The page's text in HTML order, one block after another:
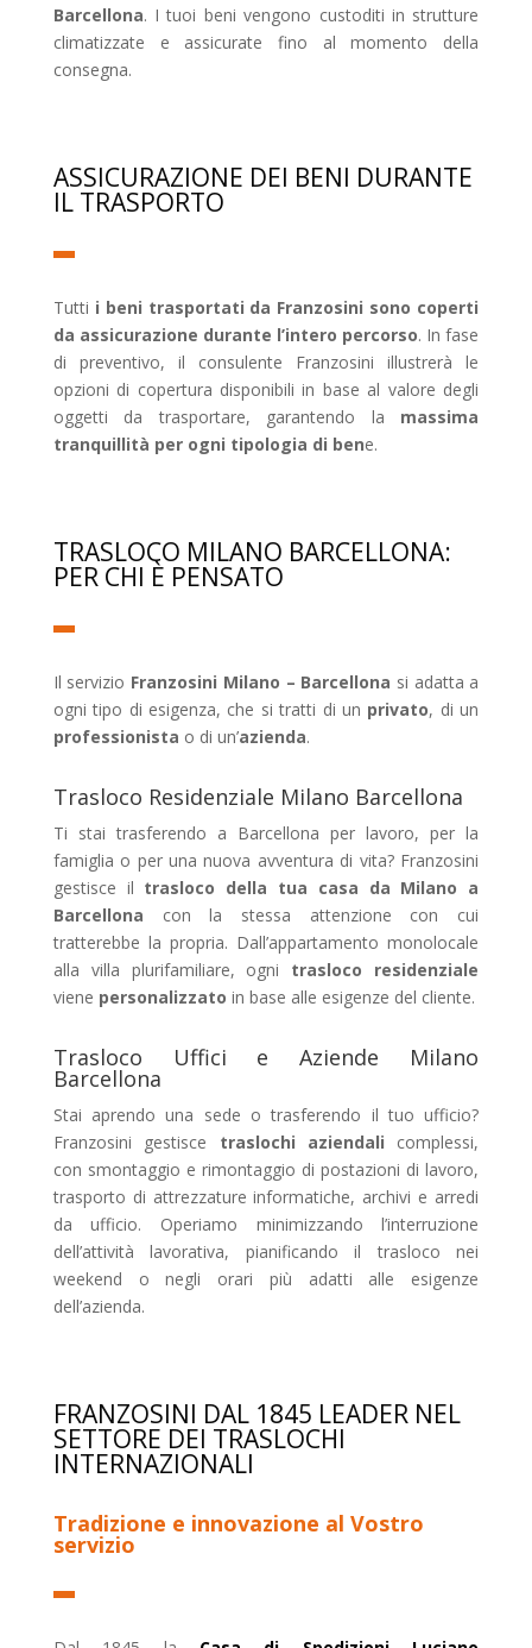
Barcellona. I tuoi beni vengono custoditi in strutture
climatizzate e assicurate fino al momento della
consegna.
ASSICURAZIONE DEI BENI DURANTE
IL TRASPORTO
Tutti i beni trasportati da Franzosini sono coperti
da assicurazione durante l’intero percorso. In fase
di preventivo, il consulente Franzosini illustrerà le
opzioni di copertura disponibili in base al valore degli
oggetti da trasportare, garantendo la massima
tranquillità per ogni tipologia di bene.
TRASLOCO MILANO BARCELLONA:
PER CHI È PENSATO
Il servizio Franzosini Milano – Barcellona si adatta a
ogni tipo di esigenza, che si tratti di un privato, di un
professionista o di un’azienda.
Trasloco Residenziale Milano Barcellona
Ti stai trasferendo a Barcellona per lavoro, per la
famiglia o per una nuova avventura di vita? Franzosini
gestisce il trasloco della tua casa da Milano a
Barcellona con la stessa attenzione con cui
tratterebbe la propria. Dall’appartamento monolocale
alla villa plurifamiliare, ogni trasloco residenziale
viene personalizzato in base alle esigenze del cliente.
Trasloco Uffici e Aziende Milano
Barcellona
Stai aprendo una sede o trasferendo il tuo ufficio?
Franzosini gestisce traslochi aziendali complessi,
con smontaggio e rimontaggio di postazioni di lavoro,
trasporto di attrezzature informatiche, archivi e arredi
da ufficio. Operiamo minimizzando l’interruzione
dell’attività lavorativa, pianificando il trasloco nei
weekend o negli orari più adatti alle esigenze
dell’azienda.
FRANZOSINI DAL 1845 LEADER NEL
SETTORE DEI TRASLOCHI
INTERNAZIONALI
Tradizione e innovazione al Vostro
servizio